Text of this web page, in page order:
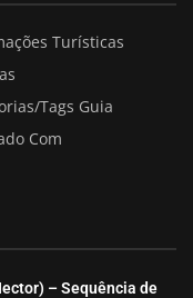
Turísticas
Tags Guia
Com
– Sequência de